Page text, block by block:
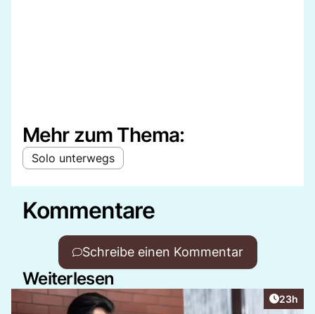
Mehr zum Thema:
Solo unterwegs
Kommentare
Schreibe einen Kommentar
Weiterlesen
Artikel
23h